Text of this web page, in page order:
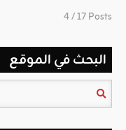
4 / 17 Posts
البحث في الموقع